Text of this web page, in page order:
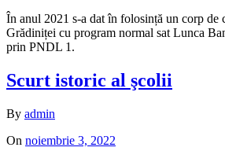
În anul 2021 s-a dat în folosință un corp de
Grădiniței cu program normal sat Lunca
prin PNDL 1.
Scurt istoric al şcolii
By admin
On noiembrie 3, 2022